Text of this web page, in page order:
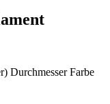
Durchmesser Farbe